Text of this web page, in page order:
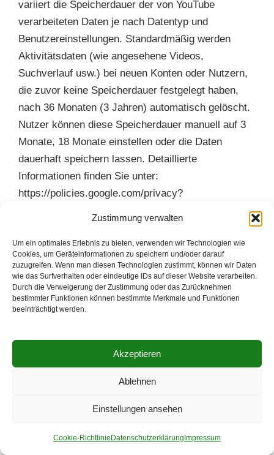
Zustimmung verwalten
Um ein optimales Erlebnis zu bieten, verwenden wir Technologien wie
Cookies, um Geräteinformationen zu speichern und/oder darauf
zuzugreifen. Wenn man diesen Technologien zustimmt, können wir Daten
wie das Surfverhalten oder eindeutige IDs auf dieser Website verarbeiten.
Durch die Verweigerung der Zustimmung oder das Zurücknehmen
bestimmter Funktionen können bestimmte Merkmale und Funktionen
beeinträchtigt werden.
Akzeptieren
Ablehnen
Einstellungen ansehen
Cookie-Richtlinie Datenschutzerklärung Impressum
variiert die Speicherdauer der von YouTube
verarbeiteten Daten je nach Datentyp und
Benutzereinstellungen. Standardmäßig werden
Aktivitätsdaten (wie angesehene Videos,
Suchverlauf usw.) bei neuen Konten oder Nutzern,
die zuvor keine Speicherdauer festgelegt haben,
nach 36 Monaten (3 Jahren) automatisch gelöscht.
Nutzer können diese Speicherdauer manuell auf 3
Monate, 18 Monate einstellen oder die Daten
dauerhaft speichern lassen. Detaillierte
Informationen finden Sie unter:
https://policies.google.com/privacy?
Es ist nicht ausgeschlossen, dass
personenbezogene Daten in unsichere Drittstaaten
übertragen werden (USA), in denen ein geringeres
Datenschutzniveau als in der EU gegeben ist.
Google ist zertifiziert im EU-US-Data-Privacy
von EU-Bürgern in den USA regelt. Wir haben einen
Vertrag zur Auftragsverarbeitung (AVV) mit Google
geschlossen, der gewährleistet, dass
Weisungen und unter Einhaltung der DSGVO
verarbeitet werden.